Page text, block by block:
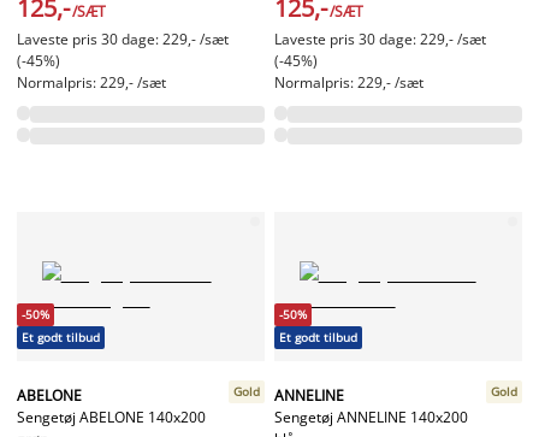
125,-/SÆT
Laveste pris 30 dage: 229,- /sæt
(-45%)
Normalpris: 229,- /sæt
125,-/SÆT
Laveste pris 30 dage: 229,- /sæt
(-45%)
Normalpris: 229,- /sæt
-50%
Et godt tilbud
ABELONE
Sengetøj ABELONE 140x200
Gold
-50%
Et godt tilbud
ANNELINE
Sengetøj ANNELINE 140x200
Gold